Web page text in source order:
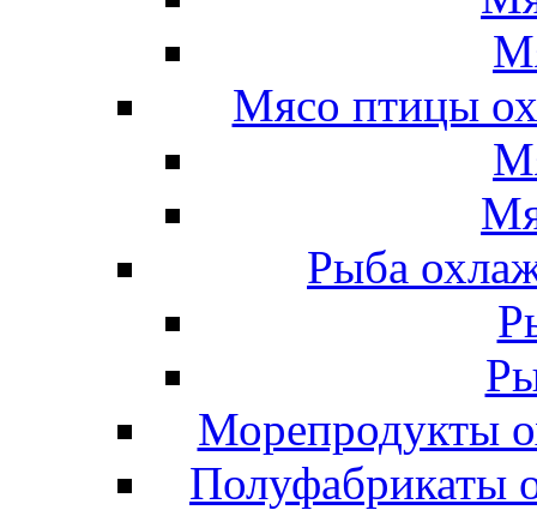
Мясо птицы
Рыба
Морепродукты
Полуфабрикаты